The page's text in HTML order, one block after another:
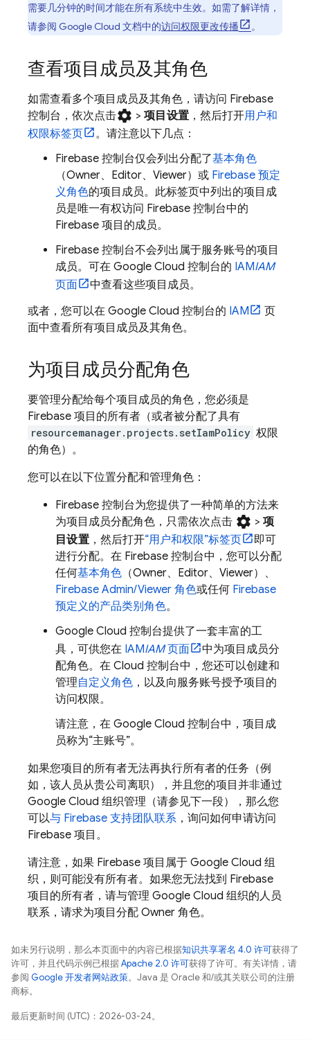
需要几分钟的时间才能在所有系统中生效。如需了解详情，
请参阅 Google Cloud 文档中的访问权限更改传播 。
查看项目成员及其角色
如需查看多个项目成员及其角色，请访问 Firebase
控制台，依次点击settings > 项目设置 ，然后打开用户和
权限标签页
。请注意以下几点：
Firebase 控制台仅会列出分配了基本角色
（Owner、Editor、Viewer）或 Firebase 预定
义角色的项目成员。此标签页中列出的项目成
员是唯一有权访问 Firebase 控制台中的
Firebase 项目的成员。
Firebase 控制台不会列出属于服务账号的项目
成员。可在 Google Cloud 控制台的 IAMIAM
页面
中查看这些项目成员。
或者，您可以在 Google Cloud 控制台的 IAM
页
面中查看所有项目成员及其角色。
为项目成员分配角色
要管理分配给每个项目成员的角色，您必须是
Firebase 项目的所有者（或者被分配了具有
resourcemanager.projects.setIamPolicy 权限
的角色）。
您可以在以下位置分配和管理角色：
Firebase 控制台为您提供了一种简单的方法来
为项目成员分配角色，只需依次点击 settings > 项
目设置，然后打开“用户和权限”标签页
即可
进行分配。在 Firebase 控制台中，您可以分配
任何基本角色 （Owner、Editor、Viewer）、
Firebase Admin/Viewer 角色或任何 Firebase
预定义的产品类别角色。
Google Cloud 控制台提供了一套丰富的工
具，可供您在 IAMIAM页面
中为项目成员分
配角色。在 Cloud 控制台中，您还可以创建和
管理自定义角色 ，以及向服务账号授予项目的
访问权限。
请注意，在 Google Cloud 控制台中，项目成
员称为“主账号”。
如果您项目的所有者无法再执行所有者的任务（例
如，该人员从贵公司离职），并且您的项目并非通过
Google Cloud 组织管理（请参见下一段），那么您
可以与 Firebase 支持团队联系 ，询问如何申请访问
Firebase 项目。
请注意，如果 Firebase 项目属于 Google Cloud 组
织，则可能没有所有者。如果您无法找到 Firebase
项目的所有者，请与管理 Google Cloud 组织的人员
联系，请求为项目分配 Owner 角色。
如未另行说明，那么本页面中的内容已根据知识共享署名 4.0 许可获得了
许可，并且代码示例已根据Apache 2.0 许可获得了许可。有关详情，请
参阅 Google 开发者网站政策。Java 是 Oracle 和/或其关联公司的注册
商标。
最后更新时间 (UTC)：2026-03-24。